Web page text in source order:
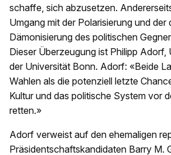
schaffe, sich abzusetzen.
Umgang mit der Polarisierung und
Dämonisierung des politischen
Dieser Überzeugung ist Philipp Adorf,
der Universität Bonn. Adorf: «Beide
Wahlen als die potenziell letzte
Kultur und das politische System vor
retten.»
Adorf verweist auf den ehemaligen
Präsidentschaftskandidaten Barry M.